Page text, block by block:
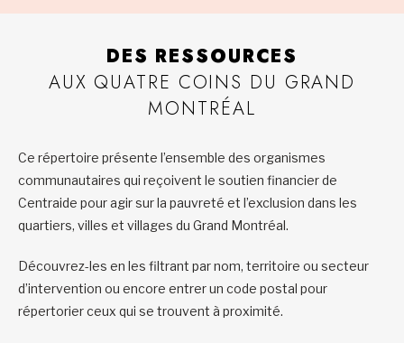
DES RESSOURCES
AUX QUATRE COINS DU GRAND
MONTRÉAL
Ce répertoire présente l’ensemble des organismes
communautaires qui reçoivent le soutien financier de
Centraide pour agir sur la pauvreté et l’exclusion dans les
quartiers, villes et villages du Grand Montréal.
Découvrez-les en les filtrant par nom, territoire ou secteur
d’intervention ou encore entrer un code postal pour
répertorier ceux qui se trouvent à proximité.